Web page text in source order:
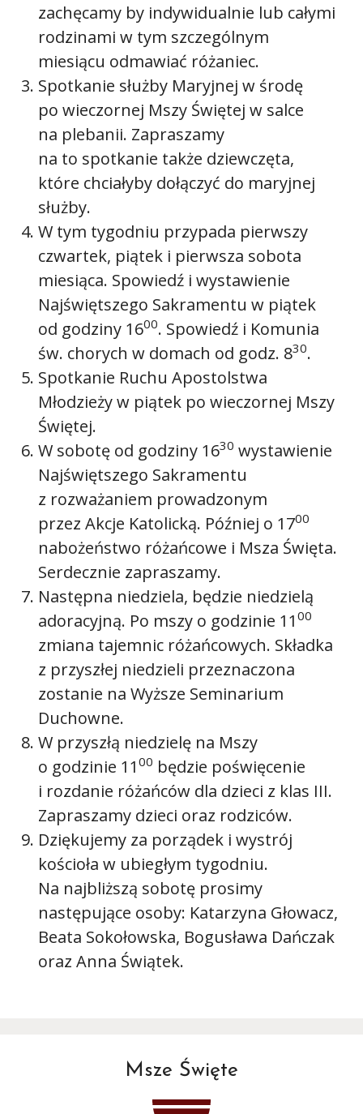
zachęcamy by indywidualnie lub całymi
rodzinami w tym szczególnym
miesiącu odmawiać różaniec.
Spotkanie służby Maryjnej w środę
po wieczornej Mszy Świętej w salce
na plebanii. Zapraszamy
na to spotkanie także dziewczęta,
które chciałyby dołączyć do maryjnej
służby.
W tym tygodniu przypada pierwszy
czwartek, piątek i pierwsza sobota
miesiąca. Spowiedź i wystawienie
Najświętszego Sakramentu w piątek
od godziny 1600. Spowiedź i Komunia
św. chorych w domach od godz. 830.
Spotkanie Ruchu Apostolstwa
Młodzieży w piątek po wieczornej Mszy
Świętej.
W sobotę od godziny 1630 wystawienie
Najświętszego Sakramentu
z rozważaniem prowadzonym
przez Akcje Katolicką. Później o 1700
nabożeństwo różańcowe i Msza Święta.
Serdecznie zapraszamy.
Następna niedziela, będzie niedzielą
adoracyjną. Po mszy o godzinie 11 00
zmiana tajemnic różańcowych. Składka
z przyszłej niedzieli przeznaczona
zostanie na Wyższe Seminarium
Duchowne.
W przyszłą niedzielę na Mszy
o godzinie 11 00 będzie poświęcenie
i rozdanie różańców dla dzieci z klas III.
Zapraszamy dzieci oraz rodziców.
Dziękujemy za porządek i wystrój
kościoła w ubiegłym tygodniu.
Na najbliższą sobotę prosimy
następujące osoby: Katarzyna Głowacz,
Beata Sokołowska, Bogusława Dańczak
oraz Anna Świątek.
Msze Święte